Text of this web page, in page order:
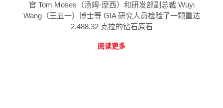
官 Tom Moses（汤姆·摩西）和研发部副总裁 Wuyi
Wang（王五一）博士等 GIA 研究人员检验了一颗重达
2,488.32 克拉的钻石原石
阅读更多